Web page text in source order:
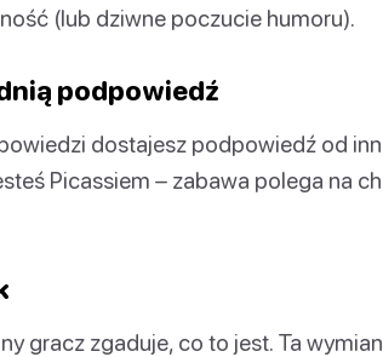
(lub dziwne poczucie humoru).
podpowiedź
dostajesz podpowiedź od
Picassiem – zabawa polega na
gracz zgaduje, co to jest. Ta